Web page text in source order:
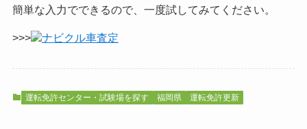
簡単な入力でできるので、一度試してみてください。
>>> ナビクル車査定
運転免許センター・試験場を探す 福岡県 運転免許更新